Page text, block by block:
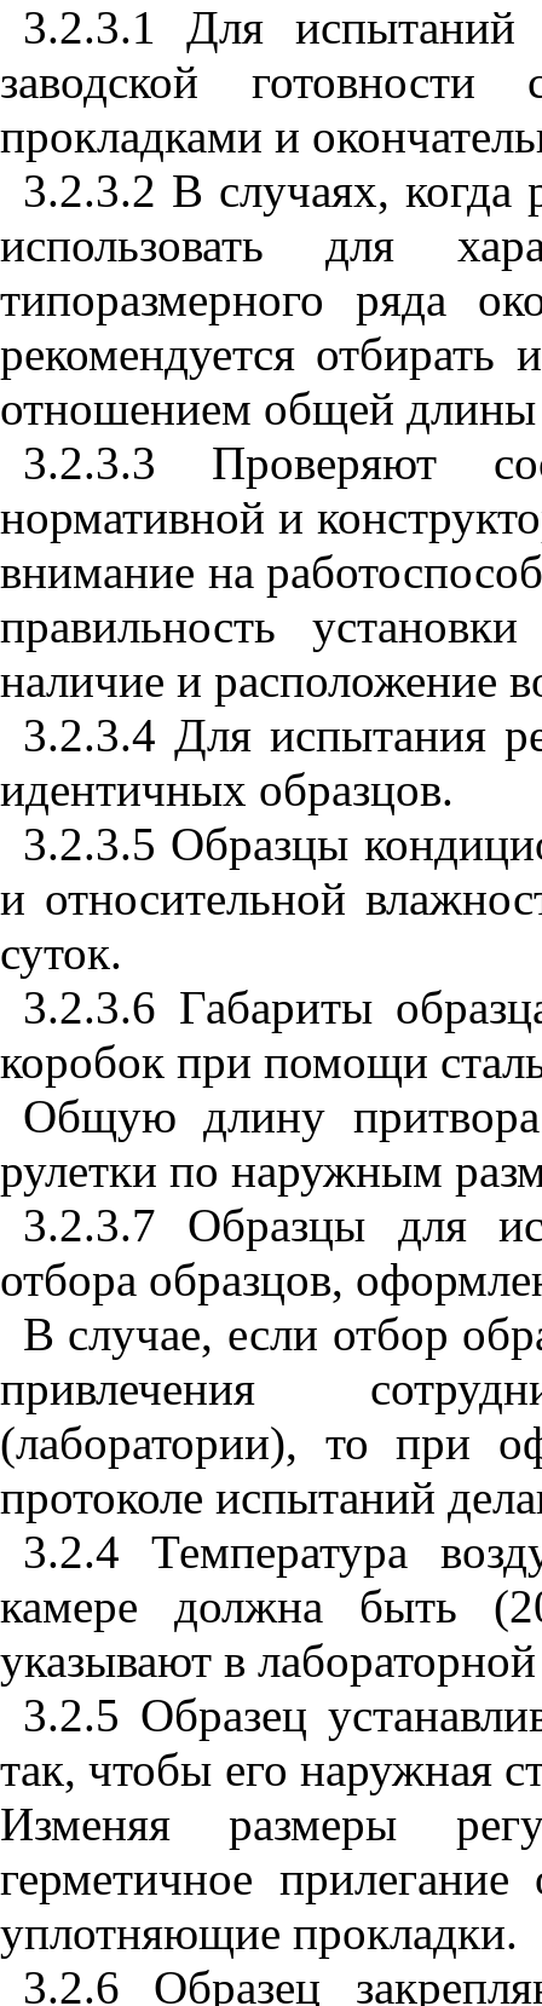
3.2.3.1 Для испытаний
заводской
прокладками и
3.2.3.2 В случаях, когда
использовать для
типоразмерного ряда
рекомендуется
отношением общей длины
3.2.3.3 Проверяют
нормативной и
внимание на
правильность
наличие и расположение
3.2.3.4 Для испытания
идентичных образцов.
3.2.3.5 Образцы
и относительной
суток.
3.2.3.6 Габариты
коробок при помощи
Общую длину
рулетки по наружным
3.2.3.7 Образцы для
отбора образцов,
В случае, если отбор
привлечения
(лаборатории), то при
протоколе испытаний
3.2.4 Температура
камере должна быть
указывают в
3.2.5 Образец
так, чтобы его наружная
Изменяя размеры
герметичное
уплотняющие прокладки.
3.2.6 Образец